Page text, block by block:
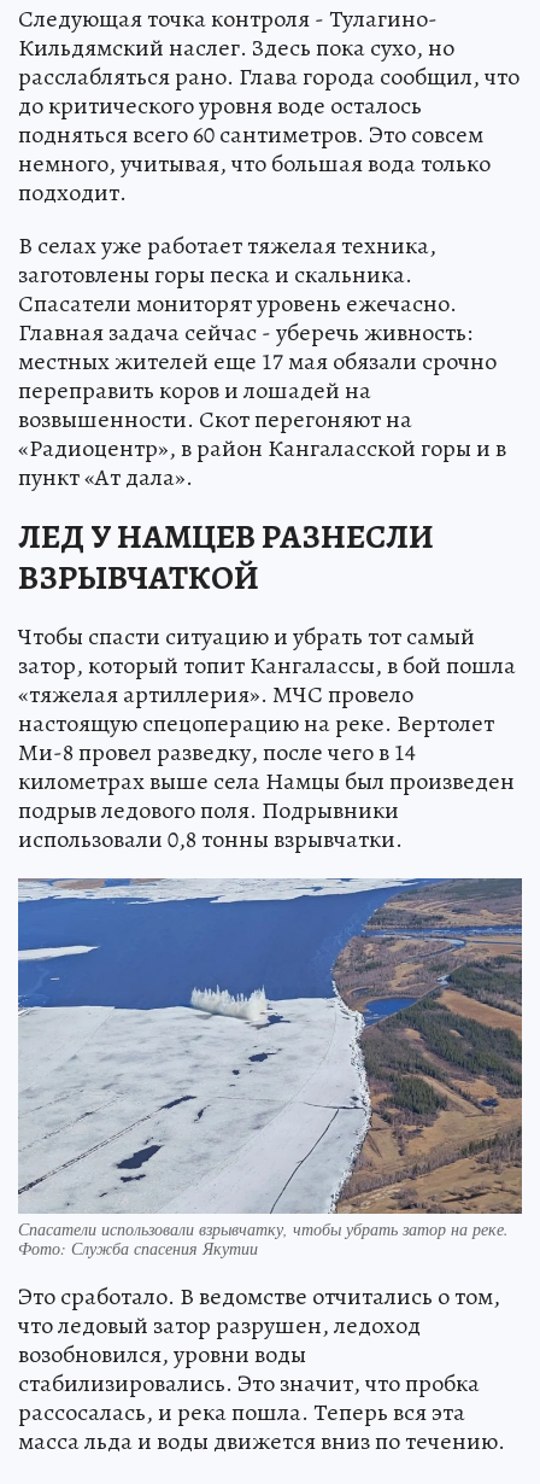
Следующая точка контроля - Тулагино-
Кильдямский наслег. Здесь пока сухо, но
расслабляться рано. Глава города сообщил, что
до критического уровня воде осталось
подняться всего 60 сантиметров. Это совсем
немного, учитывая, что большая вода только
подходит.
В селах уже работает тяжелая техника,
заготовлены горы песка и скальника.
Спасатели мониторят уровень ежечасно.
Главная задача сейчас - уберечь живность:
местных жителей еще 17 мая обязали срочно
переправить коров и лошадей на
возвышенности. Скот перегоняют на
«Радиоцентр», в район Кангаласской горы и в
пункт «Ат дала».
ЛЕД У НАМЦЕВ РАЗНЕСЛИ
ВЗРЫВЧАТКОЙ
Чтобы спасти ситуацию и убрать тот самый
затор, который топит Кангалассы, в бой пошла
«тяжелая артиллерия». МЧС провело
настоящую спецоперацию на реке. Вертолет
Ми-8 провел разведку, после чего в 14
километрах выше села Намцы был произведен
подрыв ледового поля. Подрывники
использовали 0,8 тонны взрывчатки.
Спасатели использовали взрывчатку, чтобы убрать затор на реке.
Фото: Служба спасения Якутии
Это сработало. В ведомстве отчитались о том,
что ледовый затор разрушен, ледоход
возобновился, уровни воды
стабилизировались. Это значит, что пробка
рассосалась, и река пошла. Теперь вся эта
масса льда и воды движется вниз по течению.